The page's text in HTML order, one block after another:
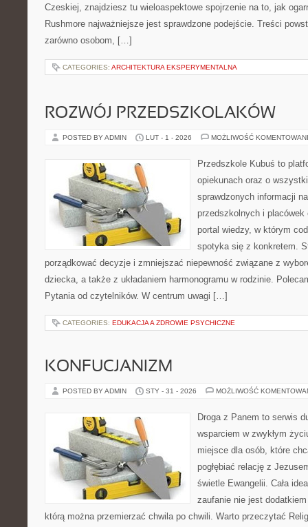
Czeskiej, znajdziesz tu wieloaspektowe spojrzenie na to, jak
Rushmore najważniejsze jest sprawdzone podejście. Treści
zarówno osobom, […]
CATEGORIES: ARCHITEKTURA EKSPERYMENTALNA
ROZWÓJ PRZEDSZKOLAKÓW
POSTED BY ADMIN LUT - 1 - 2026 MOŻLIWOŚĆ
Przedszkole Kubuś to
opiekunach oraz o
sprawdzonych informacji
przedszkolnych i placówek
portal wiedzy, w którym
spotyka się z konkretem.
porządkować decyzje i zmniejszać niepewność związane z
dziecka, a także z układaniem harmonogramu w rodzinie.
Pytania od czytelników. W centrum uwagi […]
CATEGORIES: EDUKACJA A ZDROWIE PSYCHICZNE
KONFUCJANIZM
POSTED BY ADMIN STY - 31 - 2026 MOŻLIWOŚĆ
Droga z Panem to serwis
wsparciem w zwykłym
miejsce dla osób, które
pogłębiać relację z
świetle Ewangelii. Cała
zaufanie nie jest
którą można przemierzać chwila po chwili. Warto przeczytać